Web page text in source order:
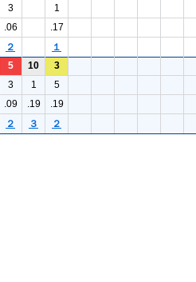
3
1
.06
.17
２ １
5 10 3
3 1
5
.09 .19
.19
２ ３ ２